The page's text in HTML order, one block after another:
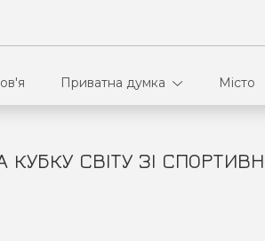
Приватна думка
В кулуарах
Місто
СВІТУ ЗІ